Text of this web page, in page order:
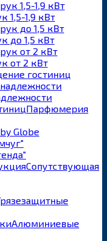
1,5-1,9 кВт
до 1,5 кВт
от 2 кВт
гостиниц
Парфюмерия
Globe
Сопутствующая
Алюминиевые